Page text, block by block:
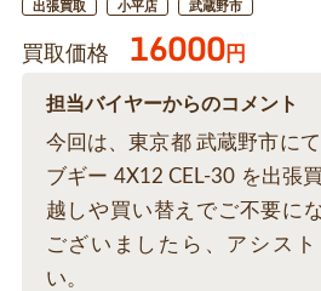
出張買取 小平店 武蔵野市
買取価格 16000円
担当バイヤーからのコメント
今回は、東京都 武蔵野市に
ブギー 4X12 CEL-30 を出張
越しや買い替えでご不要に
ございましたら、アシス
い。